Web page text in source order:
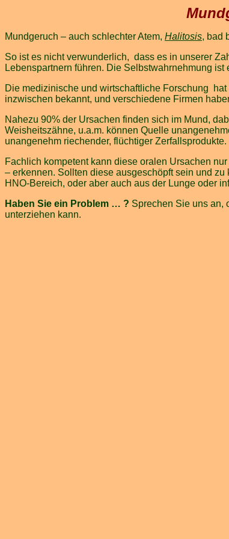
Mundgeruch – auch schlechter Atem, Halitosis, bad
So ist es nicht verwunderlich, dass es in unserer
Lebenspartnern führen. Die Selbstwahrnehmung
Die medizinische und wirtschaftliche Forschung hat
inzwischen bekannt, und verschiedene Firmen
Nahezu 90% der Ursachen finden sich im Mund,
Weisheitszähne, u.a.m. können Quelle
unangenehm riechender, flüchtiger Zerfallsprodukte.
Fachlich kompetent kann diese oralen Ursachen
– erkennen. Sollten diese ausgeschöpft sein und
HNO-Bereich, oder aber auch aus der Lunge oder
Haben Sie ein Problem … ? Sprechen Sie uns an,
unterziehen kann.